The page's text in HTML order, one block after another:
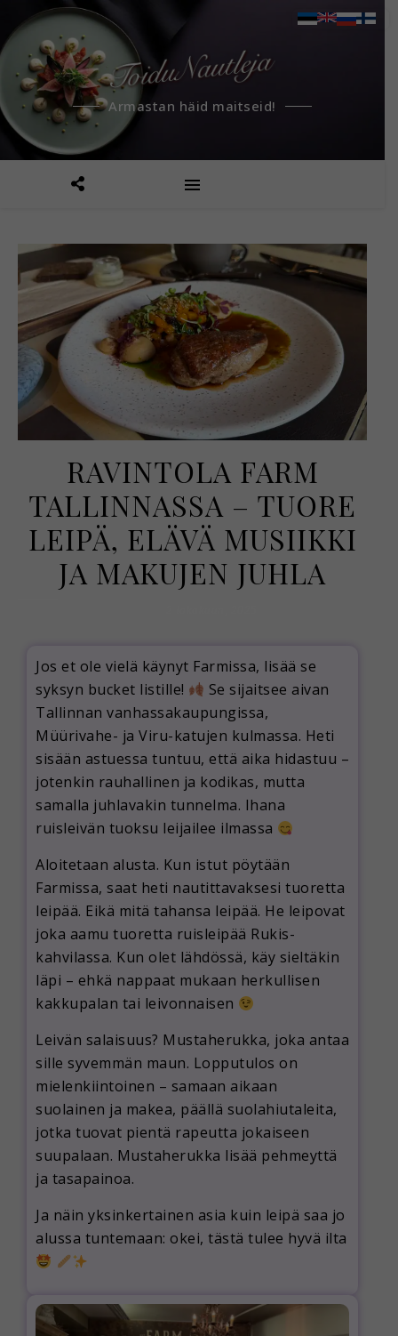
Armastan häid maitseid!
RAVINTOLA FARM
TALLINNASSA – TUORE
LEIPÄ, ELÄVÄ MUSIIKKI
JA MAKUJEN JUHLA
Jos et ole vielä käynyt Farmissa, lisää se
syksyn bucket listille!
Se sijaitsee aivan
Tallinnan vanhassakaupungissa,
Müürivahe- ja Viru-katujen kulmassa. Heti
sisään astuessa tuntuu, että aika hidastuu –
jotenkin rauhallinen ja kodikas, mutta
samalla juhlavakin tunnelma. Ihana
ruisleivän tuoksu leijailee ilmassa
Aloitetaan alusta. Kun istut pöytään
Farmissa, saat heti nautittavaksesi tuoretta
leipää. Eikä mitä tahansa leipää. He leipovat
joka aamu tuoretta ruisleipää Rukis-
kahvilassa. Kun olet lähdössä, käy sieltäkin
läpi – ehkä nappaat mukaan herkullisen
kakkupalan tai leivonnaisen
Leivän salaisuus? Mustaherukka, joka antaa
sille syvemmän maun. Lopputulos on
mielenkiintoinen – samaan aikaan
suolainen ja makea, päällä suolahiutaleita,
jotka tuovat pientä rapeutta jokaiseen
suupalaan. Mustaherukka lisää pehmeyttä
ja tasapainoa.
Ja näin yksinkertainen asia kuin leipä saa jo
alussa tuntemaan: okei, tästä tulee hyvä ilta